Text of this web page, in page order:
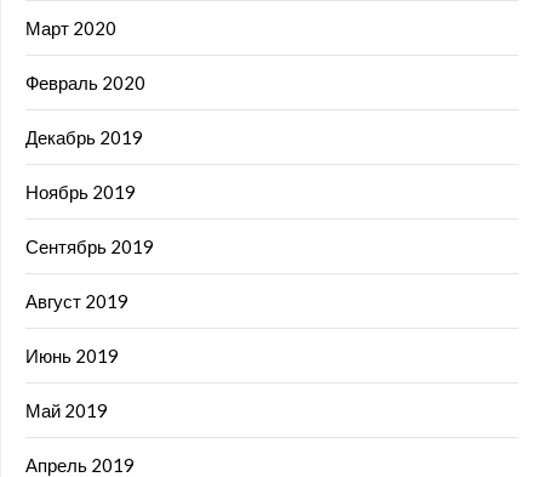
Март 2020
Февраль 2020
Декабрь 2019
Ноябрь 2019
Сентябрь 2019
Август 2019
Июнь 2019
Май 2019
Апрель 2019